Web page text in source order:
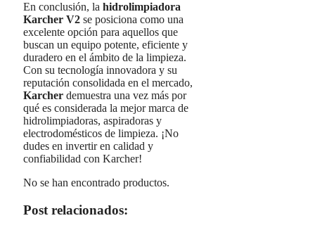
En conclusión, la hidrolimpiadora
Karcher V2 se posiciona como una
excelente opción para aquellos que
buscan un equipo potente, eficiente y
duradero en el ámbito de la limpieza.
Con su tecnología innovadora y su
reputación consolidada en el mercado,
Karcher demuestra una vez más por
qué es considerada la mejor marca de
hidrolimpiadoras, aspiradoras y
electrodomésticos de limpieza. ¡No
dudes en invertir en calidad y
confiabilidad con Karcher!
No se han encontrado productos.
Post relacionados: